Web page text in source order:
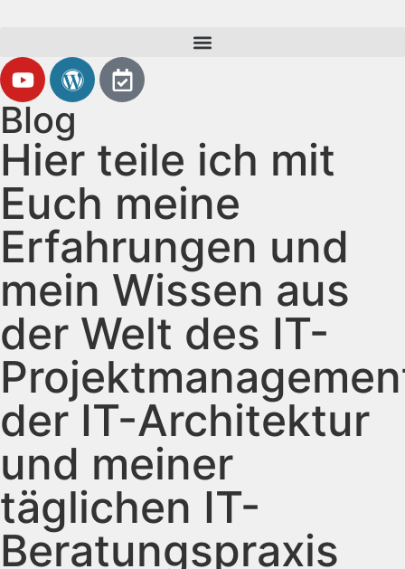
Blog
Hier teile ich mit
Euch meine
Erfahrungen und
mein Wissen aus
der Welt des IT-
der IT-Architektur
und meiner
täglichen IT-
Beratungspraxis